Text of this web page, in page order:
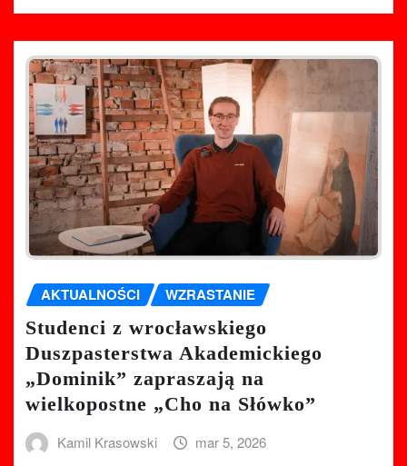
AKTUALNOŚCI WZRASTANIE
Studenci z wrocławskiego
Duszpasterstwa Akademickiego
„Dominik” zapraszają na
wielkopostne „Cho na Słówko”
Kamil Krasowski mar 5, 2026